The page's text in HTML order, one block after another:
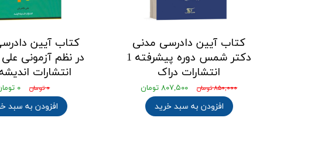
کتاب آیین دادرسی مدنی
دکتر شمس دوره پیشرفته 1
انتشارات دراک
۸۵۰,۰۰۰ تومان ۸۰۷,۵۰۰ تومان
افزودن به سبد خرید
کتاب آیین
در نظم آزمونی
انتشارات
۰ تومان ۰ تومان
افزودن به سبد